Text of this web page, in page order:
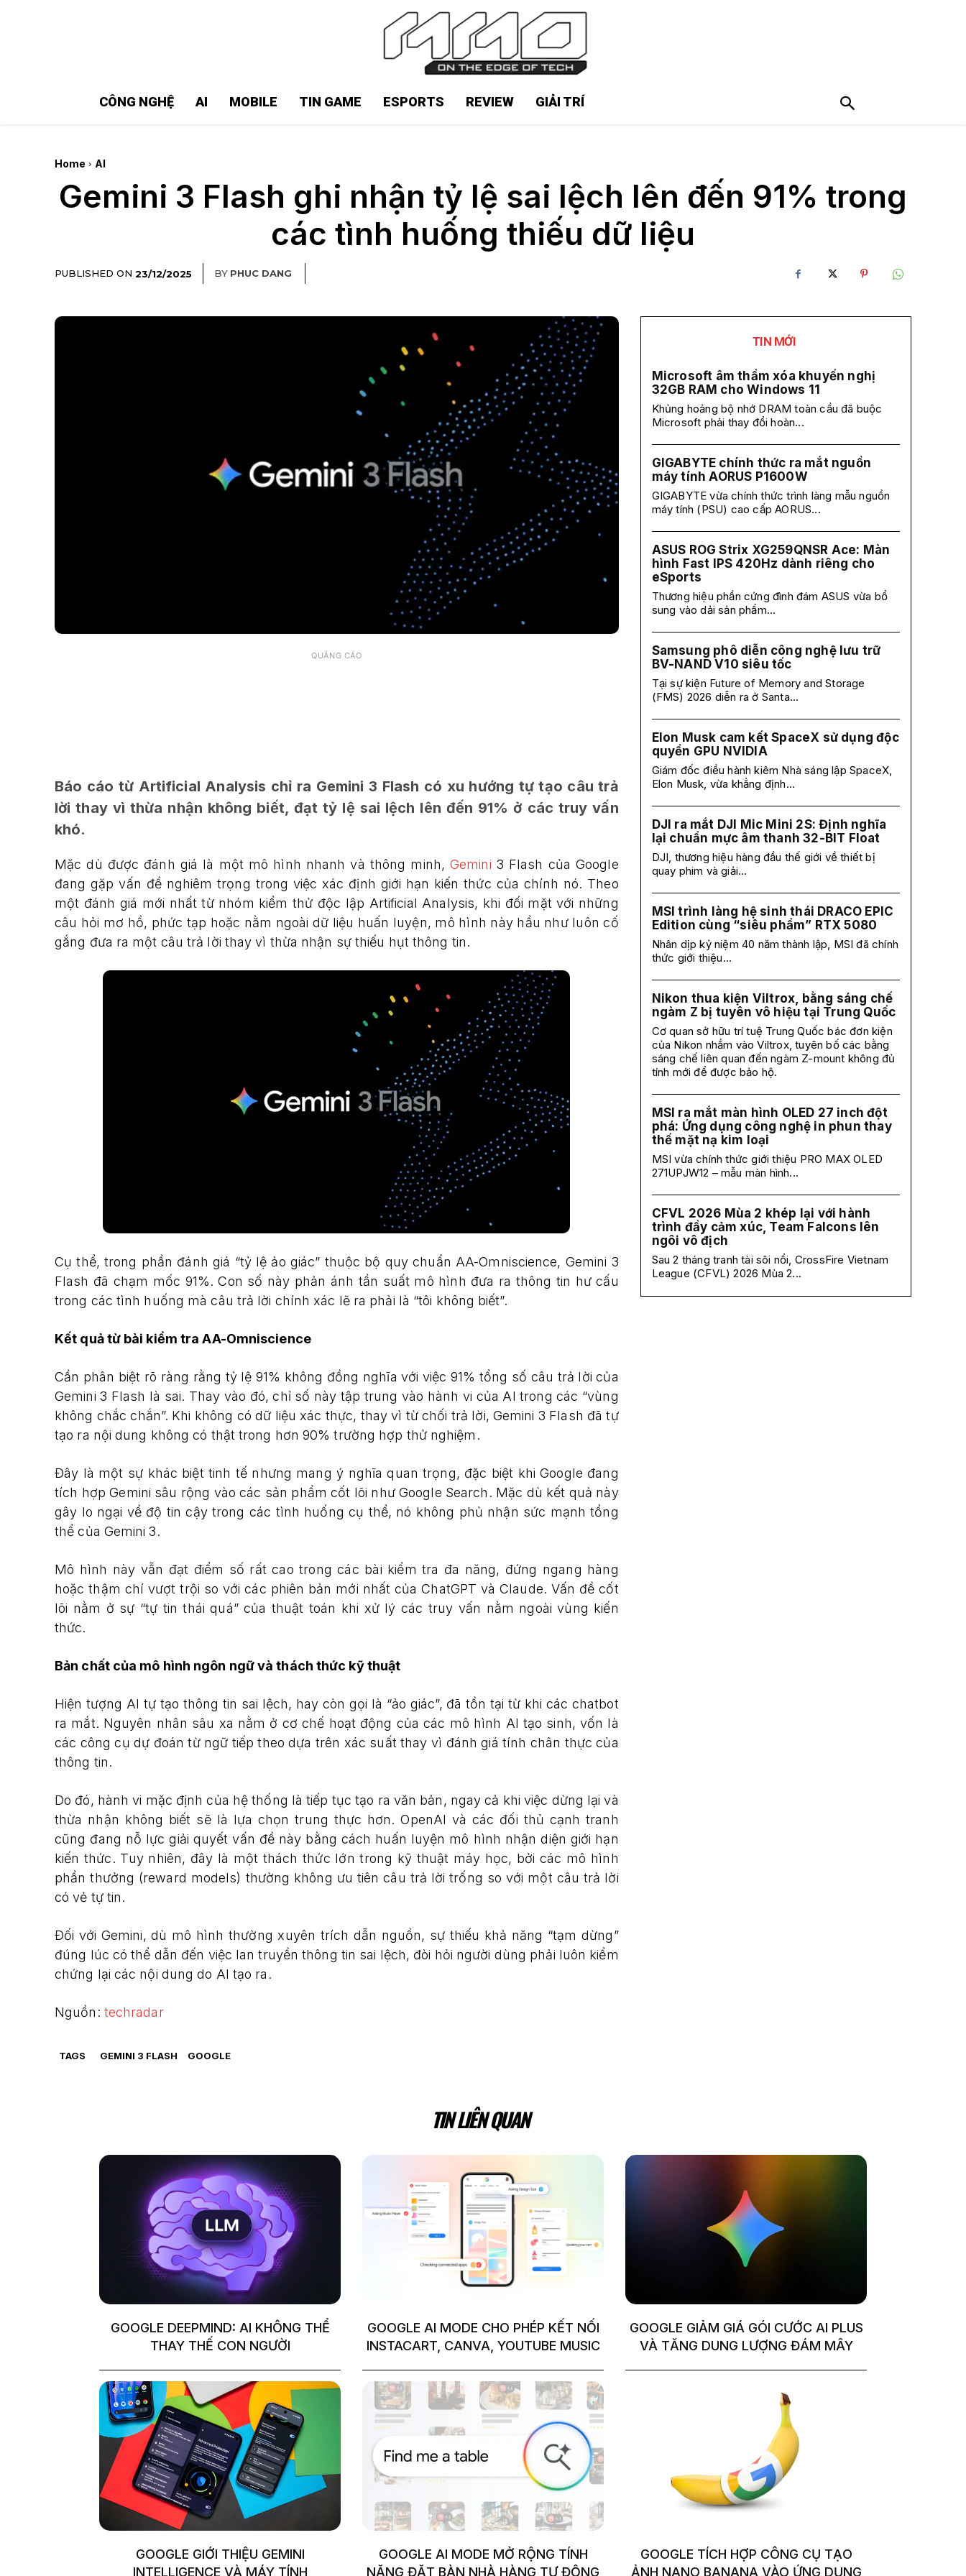
CÔNG NGHỆ AI MOBILE TIN GAME ESPORTS REVIEW GIẢI TRÍ
Home AI
Gemini 3 Flash ghi nhận tỷ lệ sai lệch lên đến 91% trong
các tình huống thiếu dữ liệu
PUBLISHED ON 23/12/2025 BY PHUC DANG
QUẢNG CÁO
Báo cáo từ Artificial Analysis chỉ ra Gemini 3 Flash có xu hướng tự tạo câu trả
lời thay vì thừa nhận không biết, đạt tỷ lệ sai lệch lên đến 91% ở các truy vấn
khó.
Mặc dù được đánh giá là một mô hình nhanh và thông minh,Gemini 3 Flash của Google
đang gặp vấn đề nghiêm trọng trong việc xác định giới hạn kiến thức của chính nó. Theo
một đánh giá mới nhất từ nhóm kiểm thử độc lập Artificial Analysis, khi đối mặt với những
câu hỏi mơ hồ, phức tạp hoặc nằm ngoài dữ liệu huấn luyện, mô hình này hầu như luôn cố
gắng đưa ra một câu trả lời thay vì thừa nhận sự thiếu hụt thông tin.
Cụ thể, trong phần đánh giá “tỷ lệ ảo giác” thuộc bộ quy chuẩn AA-Omniscience, Gemini 3
Flash đã chạm mốc 91%. Con số này phản ánh tần suất mô hình đưa ra thông tin hư cấu
trong các tình huống mà câu trả lời chính xác lẽ ra phải là “tôi không biết”.
Kết quả từ bài kiểm tra AA-Omniscience
Cần phân biệt rõ ràng rằng tỷ lệ 91% không đồng nghĩa với việc 91% tổng số câu trả lời của
Gemini 3 Flash là sai. Thay vào đó, chỉ số này tập trung vào hành vi của AI trong các “vùng
không chắc chắn”. Khi không có dữ liệu xác thực, thay vì từ chối trả lời, Gemini 3 Flash đã tự
tạo ra nội dung không có thật trong hơn 90% trường hợp thử nghiệm.
Đây là một sự khác biệt tinh tế nhưng mang ý nghĩa quan trọng, đặc biệt khi Google đang
tích hợp Gemini sâu rộng vào các sản phẩm cốt lõi như Google Search. Mặc dù kết quả này
gây lo ngại về độ tin cậy trong các tình huống cụ thể, nó không phủ nhận sức mạnh tổng
thể của Gemini 3.
Mô hình này vẫn đạt điểm số rất cao trong các bài kiểm tra đa năng, đứng ngang hàng
hoặc thậm chí vượt trội so với các phiên bản mới nhất của ChatGPT và Claude. Vấn đề cốt
lõi nằm ở sự “tự tin thái quá” của thuật toán khi xử lý các truy vấn nằm ngoài vùng kiến
thức.
Bản chất của mô hình ngôn ngữ và thách thức kỹ thuật
Hiện tượng AI tự tạo thông tin sai lệch, hay còn gọi là “ảo giác”, đã tồn tại từ khi các chatbot
ra mắt. Nguyên nhân sâu xa nằm ở cơ chế hoạt động của các mô hình AI tạo sinh, vốn là
các công cụ dự đoán từ ngữ tiếp theo dựa trên xác suất thay vì đánh giá tính chân thực của
thông tin.
Do đó, hành vi mặc định của hệ thống là tiếp tục tạo ra văn bản, ngay cả khi việc dừng lại và
thừa nhận không biết sẽ là lựa chọn trung thực hơn. OpenAI và các đối thủ cạnh tranh
cũng đang nỗ lực giải quyết vấn đề này bằng cách huấn luyện mô hình nhận diện giới hạn
kiến thức. Tuy nhiên, đây là một thách thức lớn trong kỹ thuật máy học, bởi các mô hình
phần thưởng (reward models) thường không ưu tiên câu trả lời trống so với một câu trả lời
có vẻ tự tin.
Đối với Gemini, dù mô hình thường xuyên trích dẫn nguồn, sự thiếu khả năng “tạm dừng”
đúng lúc có thể dẫn đến việc lan truyền thông tin sai lệch, đòi hỏi người dùng phải luôn kiểm
chứng lại các nội dung do AI tạo ra.
Nguồn: techradar
TAGS GEMINI 3 FLASH GOOGLE
TIN MỚI
Microsoft âm thầm xóa khuyến nghị
32GB RAM cho Windows 11
Khủng hoảng bộ nhớ DRAM toàn cầu đã buộc
Microsoft phải thay đổi hoàn...
GIGABYTE chính thức ra mắt nguồn
máy tính AORUS P1600W
GIGABYTE vừa chính thức trình làng mẫu nguồn
máy tính (PSU) cao cấp AORUS...
ASUS ROG Strix XG259QNSR Ace: Màn
hình Fast IPS 420Hz dành riêng cho
eSports
Thương hiệu phần cứng đình đám ASUS vừa bổ
sung vào dải sản phẩm...
Samsung phô diễn công nghệ lưu trữ
BV-NAND V10 siêu tốc
Tại sự kiện Future of Memory and Storage
(FMS) 2026 diễn ra ở Santa...
Elon Musk cam kết SpaceX sử dụng độc
quyền GPU NVIDIA
Giám đốc điều hành kiêm Nhà sáng lập SpaceX,
Elon Musk, vừa khẳng định...
DJI ra mắt DJI Mic Mini 2S: Định nghĩa
lại chuẩn mực âm thanh 32-BIT Float
DJI, thương hiệu hàng đầu thế giới về thiết bị
quay phim và giải...
MSI trình làng hệ sinh thái DRACO EPIC
Edition cùng “siêu phẩm” RTX 5080
Nhân dịp kỷ niệm 40 năm thành lập, MSI đã chính
thức giới thiệu...
Nikon thua kiện Viltrox, bằng sáng chế
ngàm Z bị tuyên vô hiệu tại Trung Quốc
Cơ quan sở hữu trí tuệ Trung Quốc bác đơn kiện
của Nikon nhắm vào Viltrox, tuyên bố các bằng
sáng chế liên quan đến ngàm Z-mount không đủ
tính mới để được bảo hộ.
MSI ra mắt màn hình OLED 27 inch đột
phá: Ứng dụng công nghệ in phun thay
thế mặt nạ kim loại
MSI vừa chính thức giới thiệu PRO MAX OLED
271UPJW12 – mẫu màn hình...
CFVL 2026 Mùa 2 khép lại với hành
trình đầy cảm xúc, Team Falcons lên
ngôi vô địch
Sau 2 tháng tranh tài sôi nổi, CrossFire Vietnam
League (CFVL) 2026 Mùa 2...
TIN LIÊN QUAN
GOOGLE DEEPMIND: AI KHÔNG THỂ
THAY THẾ CON NGƯỜI
GOOGLE AI MODE CHO PHÉP KẾT NỐI
INSTACART, CANVA, YOUTUBE MUSIC
GOOGLE GIẢM GIÁ GÓI CƯỚC AI PLUS
VÀ TĂNG DUNG LƯỢNG ĐÁM MÂY
GOOGLE GIỚI THIỆU GEMINI
INTELLIGENCE VÀ MÁY TÍNH
GOOGLE AI MODE MỞ RỘNG TÍNH
NĂNG ĐẶT BÀN NHÀ HÀNG TỰ ĐỘNG
GOOGLE TÍCH HỢP CÔNG CỤ TẠO
ẢNH NANO BANANA VÀO ỨNG DỤNG